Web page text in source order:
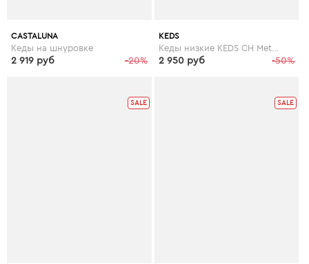
CASTALUNA
Кеды на шнуровке
-20%
2 919 руб
KEDS
Кеды низкие KEDS CH Metallic Leather
-50%
2 950 руб
SALE SALE